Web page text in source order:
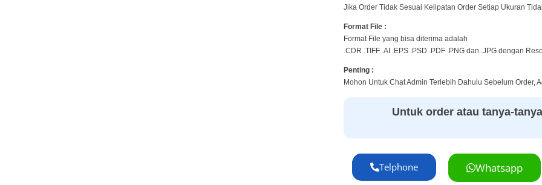
Jika Order Tidak Sesuai Kelipatan Order Setiap Ukuran
Format File :
Format File yang bisa diterima adalah
.CDR .TIFF .AI .EPS .PSD .PDF .PNG dan .JPG dengan
Penting :
Mohon Untuk Chat Admin Terlebih Dahulu Sebelum Order,
Untuk order atau tanya-
Telphone Whatsapp